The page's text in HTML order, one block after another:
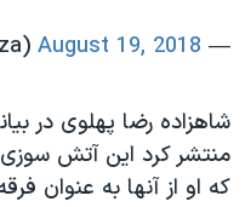
— Reza Pahlavi (@PahlaviReza)
August 19, 2018
شاهزاده رضا پهلوی در
منتشر کرد این آتش
که او از آنها به عنوان